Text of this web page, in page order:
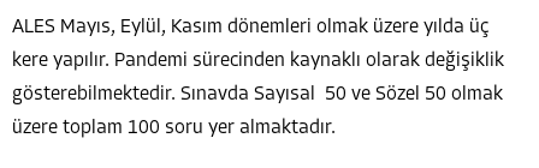
ALES Mayıs, Eylül, Kasım dönemleri olmak üzere yılda üç
kere yapılır. Pandemi sürecinden kaynaklı olarak değişiklik
gösterebilmektedir. Sınavda Sayısal 50 ve Sözel 50 olmak
üzere toplam 100 soru yer almaktadır.